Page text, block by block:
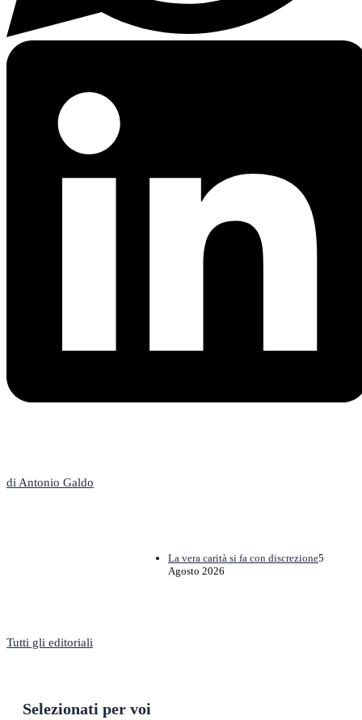
di Antonio Galdo
La vera carità si fa con discrezione5
Agosto 2026
Tutti gli editoriali
Selezionati per voi